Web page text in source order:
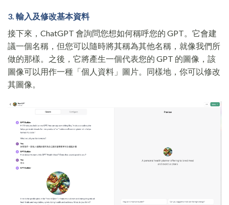
3. 輸入及修改基本資料
接下來，ChatGPT 會詢問您想如何稱呼您的 GPT。它會建
議一個名稱，但您可以隨時將其稱為其他名稱，就像我們所
做的那樣。之後，它將產生一個代表您的 GPT 的圖像，該
圖像可以用作一種「個人資料」圖片。同樣地，你可以修改
其圖像。